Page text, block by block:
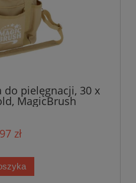
do pielęgnacji, 30 x
MagicBrush
zł